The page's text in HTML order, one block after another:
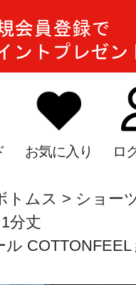
お気に入り ロ
トムス
ショー
分丈